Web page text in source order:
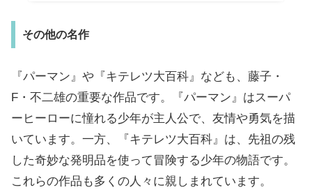
その他の名作
『パーマン』や『キテレツ大百科』なども、藤子・
F・不二雄の重要な作品です。『パーマン』はスーパ
ーヒーローに憧れる少年が主人公で、友情や勇気を描
いています。一方、『キテレツ大百科』は、先祖の残
した奇妙な発明品を使って冒険する少年の物語です。
これらの作品も多くの人々に親しまれています。